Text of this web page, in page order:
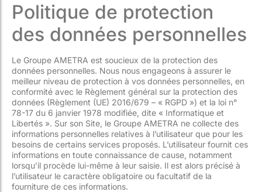
Politique de protection
des données personnelles
Le Groupe AMETRA est soucieux de la protection des
données personnelles. Nous nous engageons à assurer le
meilleur niveau de protection à vos données personnelles, en
conformité avec le Règlement général sur la protection des
données (Règlement (UE) 2016/679 – « RGPD ») et la loi n°
78-17 du 6 janvier 1978 modifiée, dite « Informatique et
Libertés ». Sur son Site, le Groupe AMETRA ne collecte des
informations personnelles relatives à l’utilisateur que pour les
besoins de certains services proposés. L’utilisateur fournit ces
informations en toute connaissance de cause, notamment
lorsqu’il procède lui-même à leur saisie. Il est alors précisé à
l’utilisateur le caractère obligatoire ou facultatif de la
fourniture de ces informations.